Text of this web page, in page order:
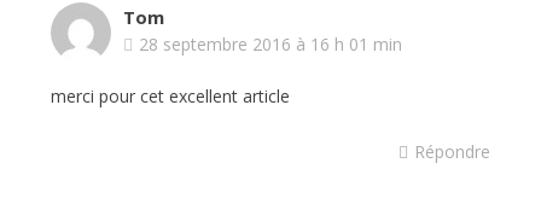
Tom
28 septembre 2016 à 16 h 01 min
merci pour cet excellent article
Répondre